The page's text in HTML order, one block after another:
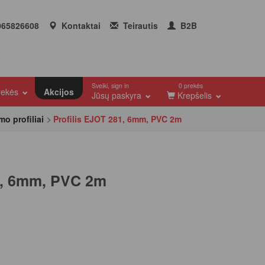
Kontaktai Teirautis B2B
Akcijos
Sveiki, sign in
Jūsų paskyra
0 prekės
Krepšelis
profiliai Profilis EJOT 281, 6mm, PVC 2m
PVC 2m